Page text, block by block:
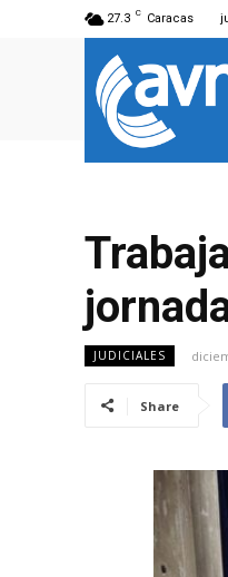
27.3 C Caracas
JUDICIALES
Share